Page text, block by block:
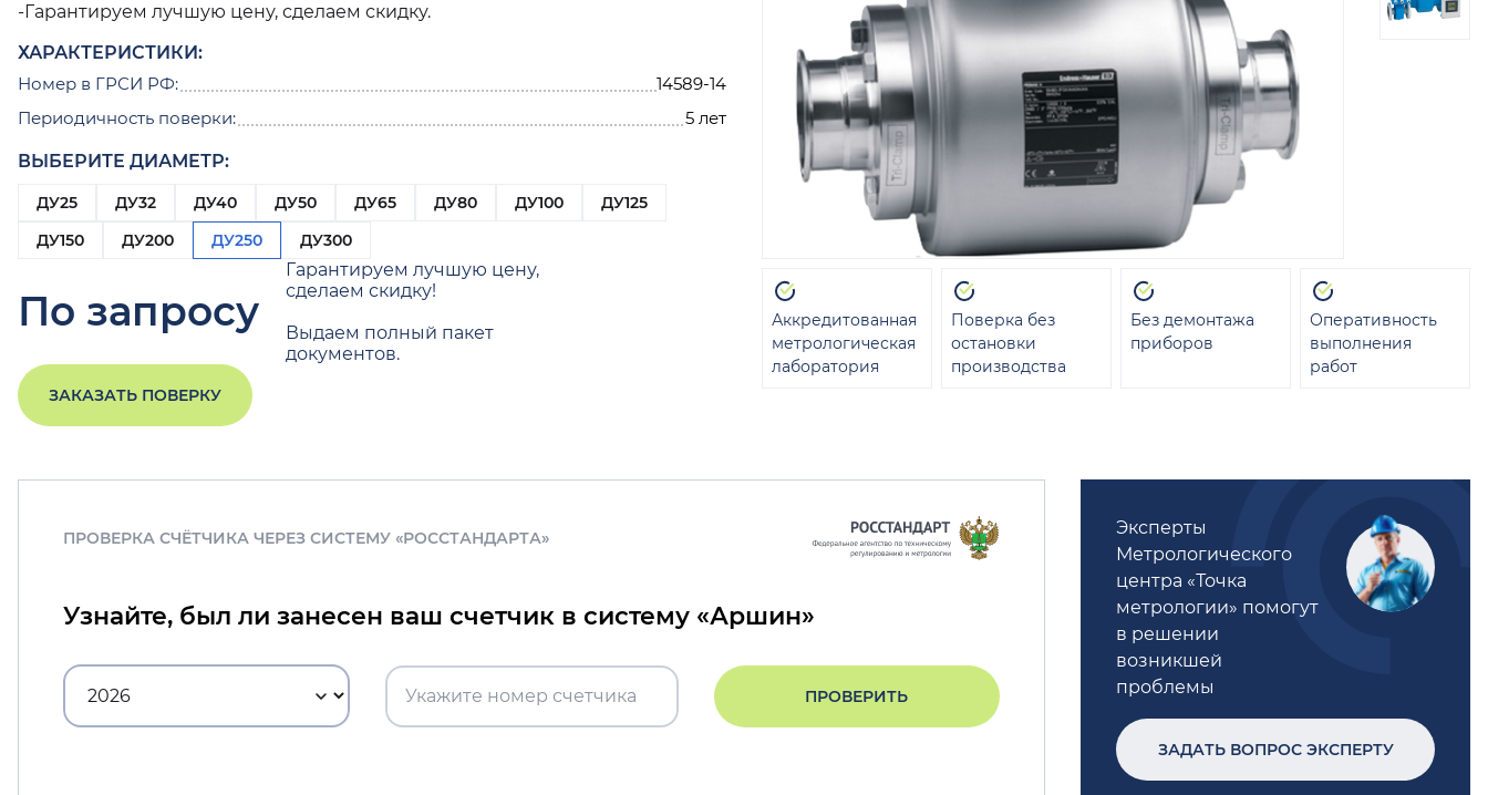
-Гарантируем лучшую цену, сделаем скидку.
ХАРАКТЕРИСТИКИ:
Номер в ГРСИ РФ:
14589-14
Периодичность поверки:
5 лет
ВЫБЕРИТЕ ДИАМЕТР:
ДУ25 ДУ32 ДУ40 ДУ50 ДУ65 ДУ80 ДУ100
ДУ125
ДУ150
ДУ200 ДУ250 ДУ300
По запросу
Гарантируем лучшую цену,
сделаем скидку!
Выдаем полный пакет
документов.
ЗАКАЗАТЬ ПОВЕРКУ
Аккредитованная
метрологическая
лаборатория
Поверка без
остановки
производства
Без демонтажа
приборов
Оперативность
выполнения
работ
ПРОВЕРКА СЧЁТЧИКА ЧЕРЕЗ СИСТЕМУ «РОССТАНДАРТА»
Узнайте, был ли занесен ваш счетчик в систему «Аршин»
ПРОВЕРИТЬ
Эксперты
Метрологического
центра «Точка
метрологии» помогут
в решении
возникшей
проблемы
ЗАДАТЬ ВОПРОС ЭКСПЕРТУ